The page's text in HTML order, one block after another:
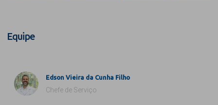
Equipe
Edson Vieira da Cunha Filho
Chefe de Serviço